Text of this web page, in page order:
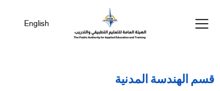
English
قسم الهندسة المدنية